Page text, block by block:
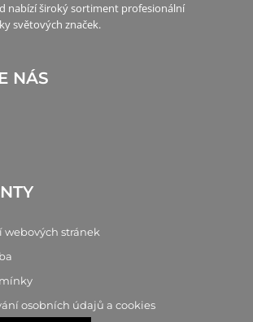
nabízí široký sortiment profesionální
světových značek.
NÁS
stránek
osobních údajů a cookies